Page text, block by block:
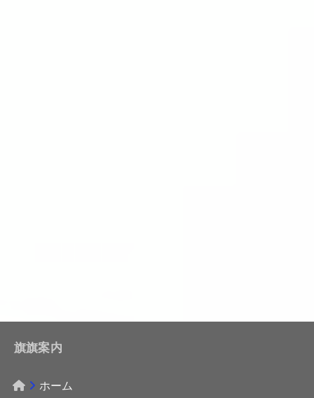
旗旗案内
ホーム